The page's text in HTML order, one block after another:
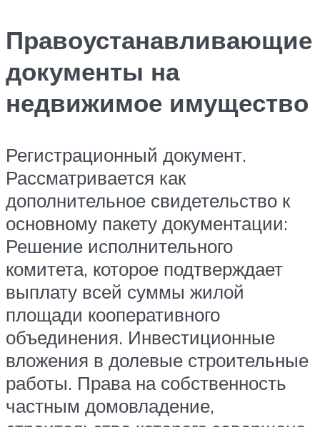
Правоустанавливающие
документы на
недвижимое имущество
Регистрационный документ.
Рассматривается как
дополнительное свидетельство к
основному пакету документации:
Решение исполнительного
комитета, которое подтверждает
выплату всей суммы жилой
площади кооперативного
объединения. Инвестиционные
вложения в долевые строительные
работы. Права на собственность
частным домовладение,